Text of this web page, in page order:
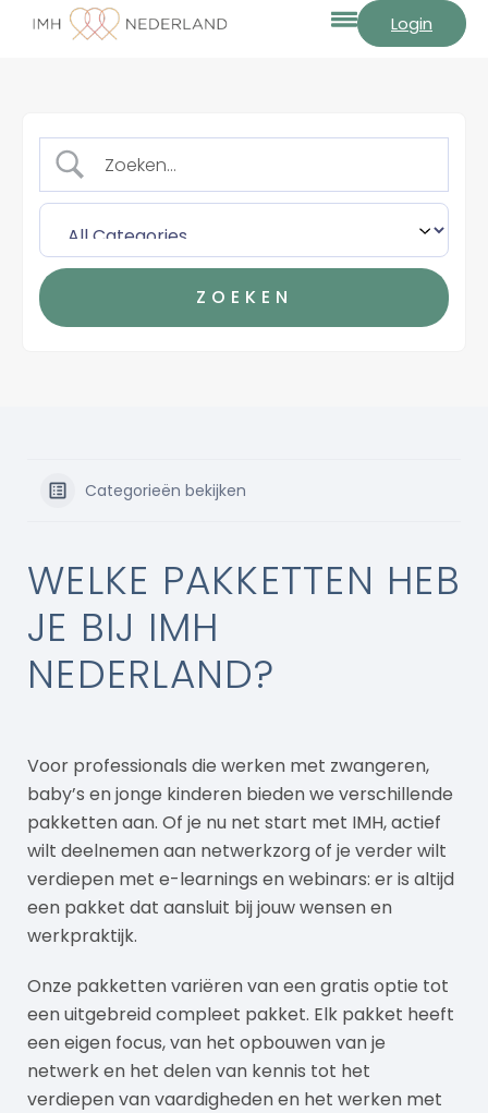
Login
Categorieën bekijken
WELKE PAKKETTEN HEB
JE BIJ IMH
NEDERLAND?
Voor professionals die werken met zwangeren,
baby’s en jonge kinderen bieden we verschillende
pakketten aan. Of je nu net start met IMH, actief
wilt deelnemen aan netwerkzorg of je verder wilt
verdiepen met e-learnings en webinars: er is altijd
een pakket dat aansluit bij jouw wensen en
werkpraktijk.
Onze pakketten variëren van een gratis optie tot
een uitgebreid compleet pakket. Elk pakket heeft
een eigen focus, van het opbouwen van je
netwerk en het delen van kennis tot het
verdiepen van vaardigheden en het werken met